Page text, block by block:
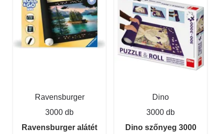
Ravensburger
3000 db
Ravensburger alátét
Dino
3000 db
Dino szőnyeg 3000